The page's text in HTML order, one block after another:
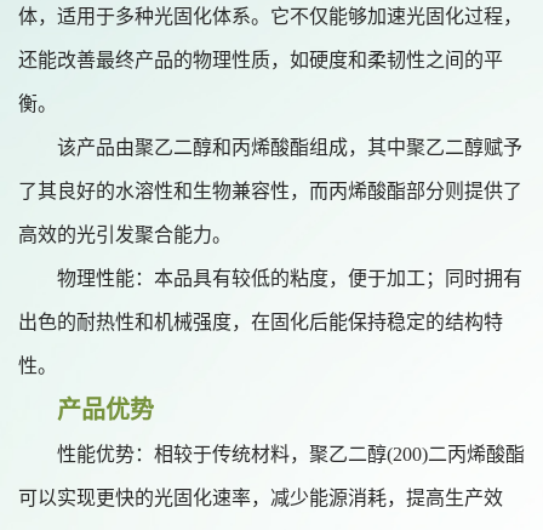
体，适用于多种光固化体系。它不仅能够加速光固化过程，
还能改善最终产品的物理性质，如硬度和柔韧性之间的平
衡。
该产品由聚乙二醇和丙烯酸酯组成，其中聚乙二醇赋予
了其良好的水溶性和生物兼容性，而丙烯酸酯部分则提供了
高效的光引发聚合能力。
物理性能：本品具有较低的粘度，便于加工；同时拥有
出色的耐热性和机械强度，在固化后能保持稳定的结构特
性。
产品优势
性能优势：相较于传统材料，聚乙二醇(200)二丙烯酸酯
可以实现更快的光固化速率，减少能源消耗，提高生产效